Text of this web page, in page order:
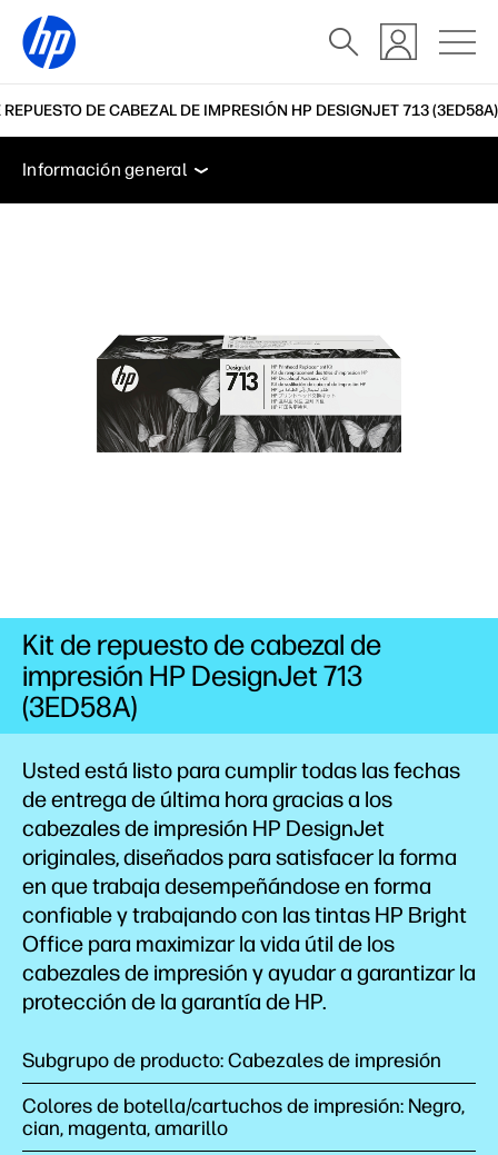
REPUESTO DE CABEZAL DE IMPRESIÓN HP DESIGNJET 713 (3ED58A)
Información general
Soporte
Información general
Usted está listo para cumplir todas las fechas
de entrega de última hora gracias a los
cabezales de impresión HP DesignJet
originales, diseñados para satisfacer la forma
en que trabaja desempeñándose en forma
confiable y trabajando con las tintas HP Bright
Office para maximizar la vida útil de los
cabezales de impresión y ayudar a garantizar la
protección de la garantía de HP.
Subgrupo de producto: Cabezales de impresión
Colores de botella/cartuchos de impresión: Negro,
cian, magenta, amarillo
Kit de repuesto de cabezal de
impresión HP DesignJet 713
(3ED58A)